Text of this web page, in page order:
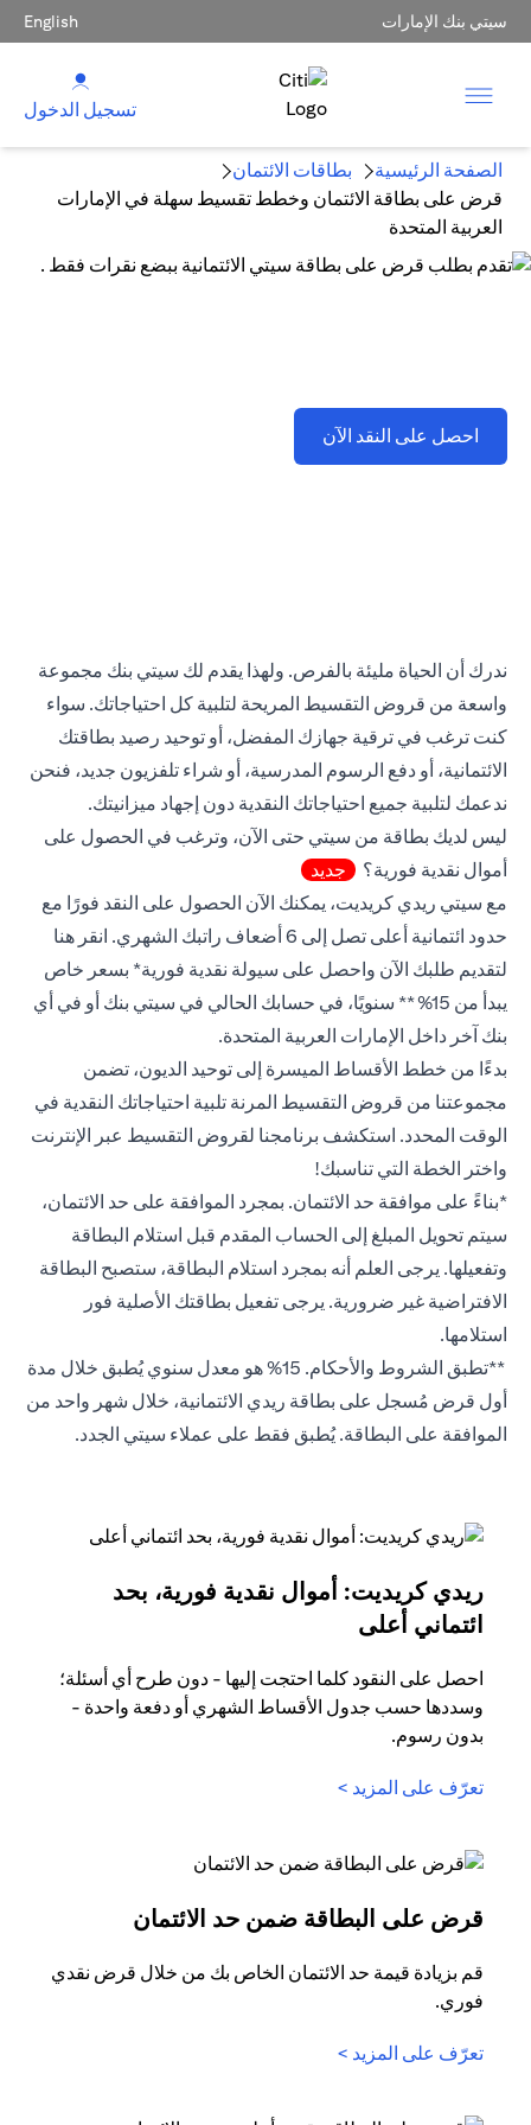
سيتي بنك الإمارات English
تسجيل الدخول
الصفحة الرئيسية
بطاقات الائتمان
قرض على بطاقة الائتمان وخطط تقسيط سهلة في الإمارات
العربية المتحدة
احصل على النقد الآن
ندرك أن الحياة مليئة بالفرص. ولهذا يقدم لك سيتي بنك مجموعة
واسعة من قروض التقسيط المريحة لتلبية كل احتياجاتك. سواء
كنت ترغب في ترقية جهازك المفضل، أو توحيد رصيد بطاقتك
الائتمانية، أو دفع الرسوم المدرسية، أو شراء تلفزيون جديد، فنحن
ندعمك لتلبية جميع احتياجاتك النقدية دون إجهاد ميزانيتك.
ليس لديك بطاقة من سيتي حتى الآن، وترغب في الحصول على
أموال نقدية فورية؟
جديد
مع سيتي ريدي كريديت، يمكنك الآن الحصول على النقد فورًا مع
حدود ائتمانية أعلى تصل إلى 6 أضعاف راتبك الشهري.
انقر هنا
لتقديم طلبك الآن واحصل على سيولة نقدية فورية* بسعر خاص
يبدأ من 15%** سنويًا، في حسابك الحالي في سيتي بنك أو في أي
بنك آخر داخل الإمارات العربية المتحدة.
بدءًا من خطط الأقساط الميسرة إلى توحيد الديون، تضمن
مجموعتنا من قروض التقسيط المرنة تلبية احتياجاتك النقدية في
الوقت المحدد. استكشف برنامجنا لقروض التقسيط عبر الإنترنت
واختر الخطة التي تناسبك!
*بناءً على موافقة حد الائتمان. بمجرد الموافقة على حد الائتمان،
سيتم تحويل المبلغ إلى الحساب المقدم قبل استلام البطاقة
وتفعيلها. يرجى العلم أنه بمجرد استلام البطاقة، ستصبح البطاقة
الافتراضية غير ضرورية. يرجى تفعيل بطاقتك الأصلية فور
استلامها.
**تطبق الشروط والأحكام. 15% هو معدل سنوي يُطبق خلال مدة
أول قرض مُسجل على بطاقة ريدي الائتمانية، خلال شهر واحد من
الموافقة على البطاقة. يُطبق فقط على عملاء سيتي الجدد.
ريدي كريديت: أموال نقدية فورية، بحد
ائتماني أعلى
احصل على النقود كلما احتجت إليها - دون طرح أي أسئلة؛
وسددها حسب جدول الأقساط الشهري أو دفعة واحدة -
بدون رسوم.
تعرّف على المزيد >
قرض على البطاقة ضمن حد الائتمان
قم بزيادة قيمة حد الائتمان الخاص بك من خلال قرض نقدي
فوري.
تعرّف على المزيد >